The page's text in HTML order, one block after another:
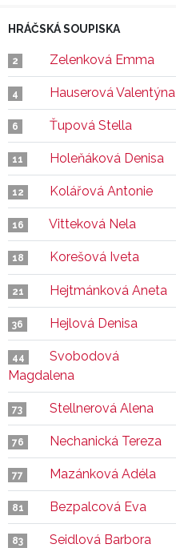
HRÁČSKÁ SOUPISKA
2 Zelenková Emma
4 Hauserová Valentýna
6 Ťupová Stella
11 Holeňáková Denisa
12 Kolářová Antonie
16 Vitteková Nela
18 Korešová Iveta
21 Hejtmánková Aneta
36 Hejlová Denisa
44
Svobodová
Magdalena
73 Stellnerová Alena
76 Nechanická Tereza
77 Mazánková Adéla
81 Bezpalcová Eva
83 Seidlová Barbora